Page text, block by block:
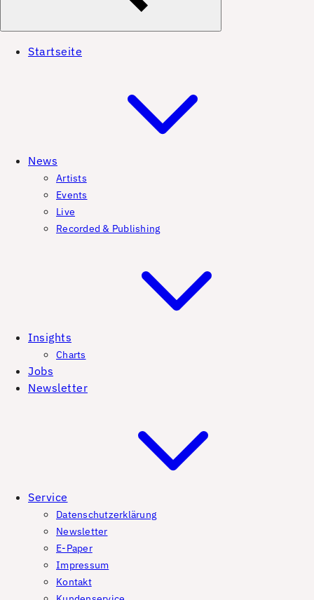
Startseite
News
Artists
Events
Live
Recorded & Publishing
Insights
Charts
Jobs
Newsletter
Service
Datenschutzerklärung
Newsletter
E-Paper
Impressum
Kontakt